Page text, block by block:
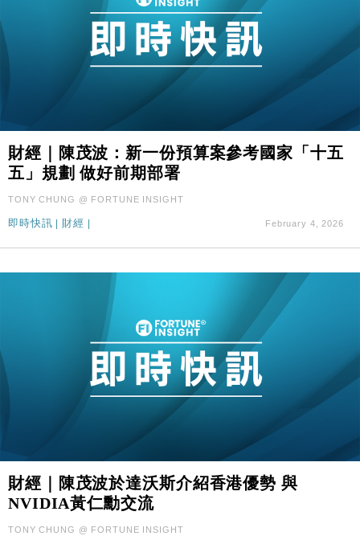
財經｜陳茂波：新一份預算案參考國家「十五
五」規劃 做好前期部署
TONY CHUNG @ FORTUNE INSIGHT
即時快訊 財經 February 4, 2026
財經｜陳茂波於達沃斯介紹香港優勢 與
NVIDIA黃仁勳交流
TONY CHUNG @ FORTUNE INSIGHT